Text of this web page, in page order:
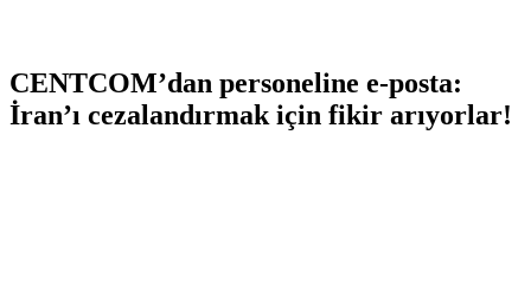
CENTCOM’dan personeline e-posta:
İran’ı cezalandırmak için fikir arıyorlar!